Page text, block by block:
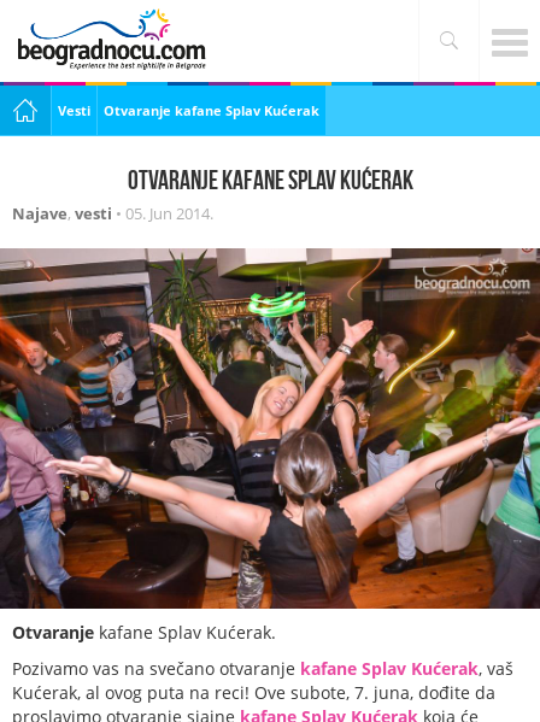
Vesti Otvaranje kafane Splav Kućerak
Otvaranje kafane Splav Kućerak
Najave, vesti • 05. Jun 2014.
Otvaranje kafane Splav Kućerak.
Pozivamo vas na svečano otvaranje kafane Splav Kućerak, vaš
Kućerak, al ovog puta na reci! Ove subote, 7. juna, dođite da
proslavimo otvaranje sjajne kafane Splav Kućerak koja će